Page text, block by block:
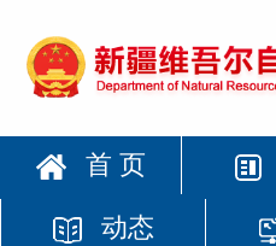
首 页
动态